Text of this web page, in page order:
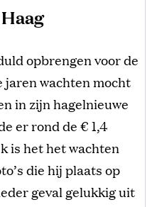
opbrengen voor de
jaren wachten mocht
in zijn hagelnieuwe
er rond de € 1,4
is het het wachten
die hij plaats op
geval gelukkig uit